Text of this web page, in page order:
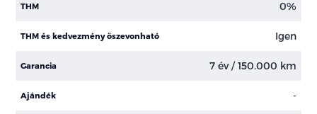
THM 0%
THM és kedvezmény öszevonható Igen
Garancia 7 év / 150.000 km
Ajándék -